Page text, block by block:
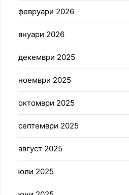
февруари 2026
януари 2026
декември 2025
ноември 2025
октомври 2025
септември 2025
август 2025
юли 2025